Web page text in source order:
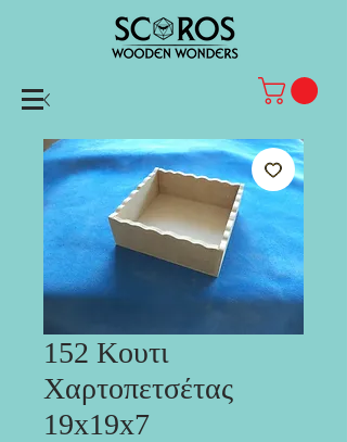
152 Κoυτι
Χαρτοπετσέτας
19x19x7